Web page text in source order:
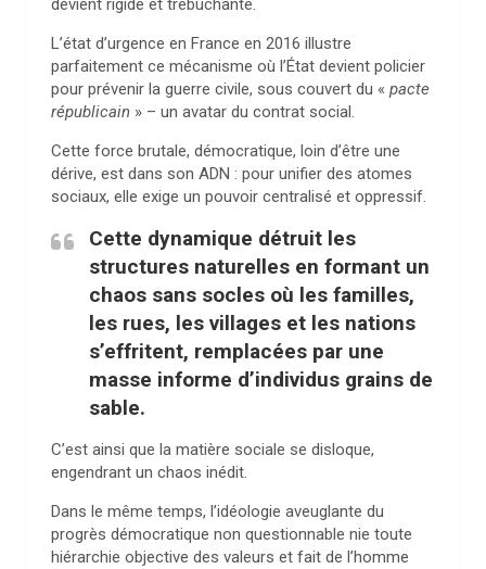
devient rigide et trébuchante.
L’état d’urgence en France en 2016 illustre
parfaitement ce mécanisme où l’État devient policier
pour prévenir la guerre civile, sous couvert du « pacte
républicain » – un avatar du contrat social.
Cette force brutale, démocratique, loin d’être une
dérive, est dans son ADN : pour unifier des atomes
sociaux, elle exige un pouvoir centralisé et oppressif.
Cette dynamique détruit les
structures naturelles en formant un
chaos sans socles où les familles,
les rues, les villages et les nations
s’effritent, remplacées par une
masse informe d’individus grains de
sable.
C’est ainsi que la matière sociale se disloque,
engendrant un chaos inédit.
Dans le même temps, l’idéologie aveuglante du
progrès démocratique non questionnable nie toute
hiérarchie objective des valeurs et fait de l’homme